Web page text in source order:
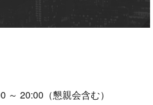
～ 20:00（懇親会含む）